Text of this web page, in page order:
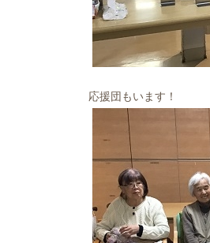
応援団もいます！